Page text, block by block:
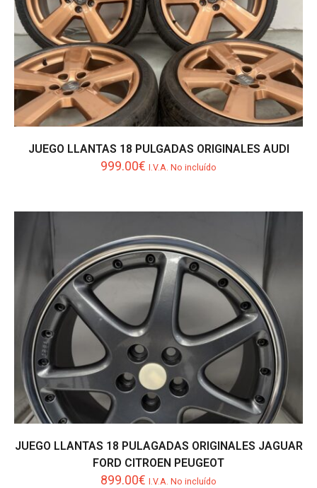
JUEGO LLANTAS 18 PULGADAS ORIGINALES AUDI
999.00€ I.V.A. No incluído
JUEGO LLANTAS 18 PULAGADAS ORIGINALES JAGUAR
FORD CITROEN PEUGEOT
899.00€ I.V.A. No incluído